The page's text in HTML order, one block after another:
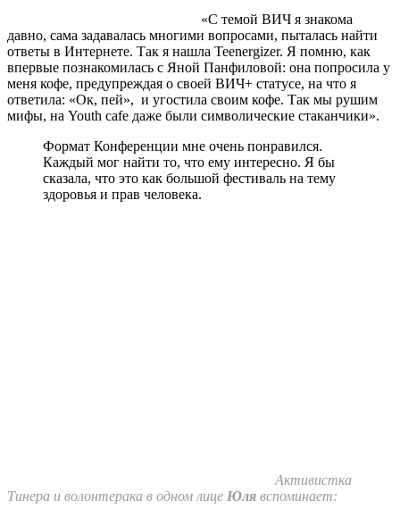
«С темой ВИЧ я знакома
давно, сама задавалась многими вопросами, пыталась найти
ответы в Интернете. Так я нашла Teenergizer. Я помню, как
впервые познакомилась с Яной Панфиловой: она попросила у
меня кофе, предупреждая о своей ВИЧ+ статусе, на что я
ответила: «Ок, пей», и угостила своим кофе. Так мы рушим
мифы, на Youth cafe даже были символические стаканчики».
Формат Конференции мне очень понравился.
Каждый мог найти то, что ему интересно. Я бы
сказала, что это как большой фестиваль на тему
здоровья и прав человека.
Активистка
Тинера и волонтерака в одном лице Юля вспоминает: